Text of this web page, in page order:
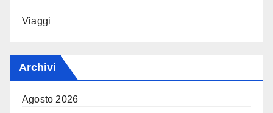
Viaggi
Archivi
Agosto 2026